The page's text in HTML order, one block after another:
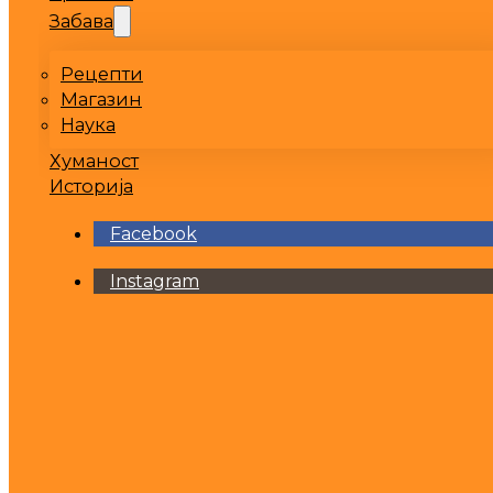
Забава
Рецепти
Магазин
Наука
Хуманост
Историја
Facebook
Instagram